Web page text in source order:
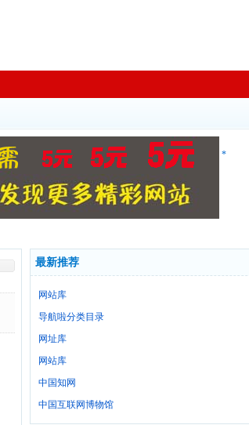
*
最新推荐
网站库
导航啦分类目录
网址库
网站库
中国知网
中国互联网博物馆